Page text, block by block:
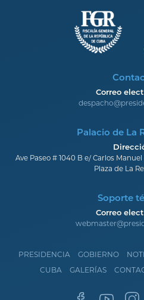
Correo
Palacio de La
Ave Paseo # 1040 B e/ Carlos
Plaza de La
Soporte
Correo
PRESIDENCIA GOBIERNO
CUBA
GALERÍAS